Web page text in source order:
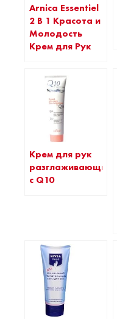
Arnica Essentiel
2 В 1 Красота и
Молодость
Крем для Рук
Крем для рук
разглаживающий
с Q10